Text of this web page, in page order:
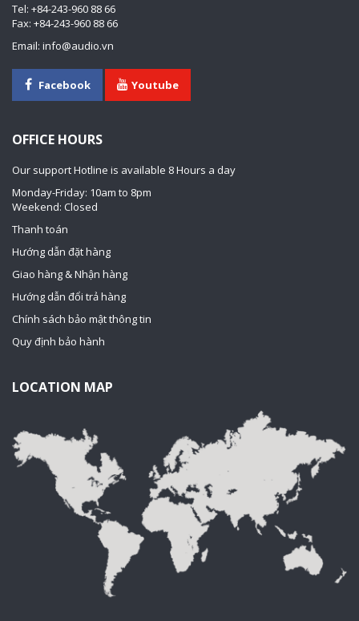
Tel: +84-243-960 88 66
Fax: +84-243-960 88 66
Email: info@audio.vn
Facebook Youtube
OFFICE HOURS
Our support Hotline is available 8 Hours a day
Monday-Friday: 10am to 8pm
Weekend: Closed
Thanh toán
Hướng dẫn đặt hàng
Giao hàng & Nhận hàng
Hướng dẫn đổi trả hàng
Chính sách bảo mật thông tin
Quy định bảo hành
LOCATION MAP